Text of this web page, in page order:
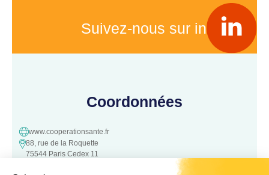
Suivez-nous sur in
Coordonnées
www.cooperationsante.fr
88, rue de la Roquette
75544 Paris Cedex 11